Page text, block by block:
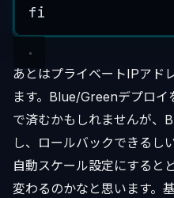
fi
あとはプライベートIPアド
ます。Blue/Greenデプロイ
で済むかもしれませんが、
し、ロールバックできるし
自動スケール設定にすると
変わるのかなと思います。